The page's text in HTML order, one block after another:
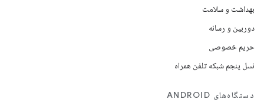
بهداشت و سلامت
دوربین و رسانه
حریم خصوصی
نسل پنجم شبکه تلفن همراه
دستگاه‌های ANDROID